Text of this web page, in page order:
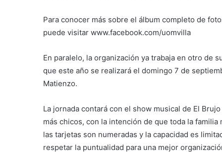
Para conocer más sobre el álbum completo de
puede visitar www.facebook.com/uomvilla
En paralelo, la organización ya trabaja en otro de
que este año se realizará el domingo 7 de
Matienzo.
La jornada contará con el show musical de El
más chicos, con la intención de que toda la
las tarjetas son numeradas y la capacidad es
respetar la puntualidad para una mejor